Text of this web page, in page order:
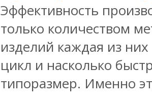
Эффективность
только количеством
изделий каждая из
цикл и насколько
типоразмер. Именно